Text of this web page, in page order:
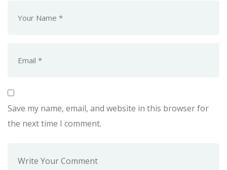
Save my name, email, and website in this browser for
the next time I comment.